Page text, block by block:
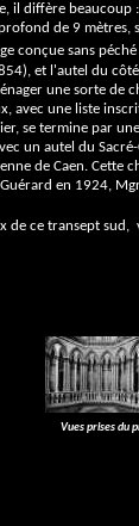
il diffère beaucoup
de 9 mètres,
conçue sans
et l'autel du
une sorte de
avec une liste
se termine par
un autel du
de Caen. Cette
en 1924,
de ce transept sud,
Vues prises du